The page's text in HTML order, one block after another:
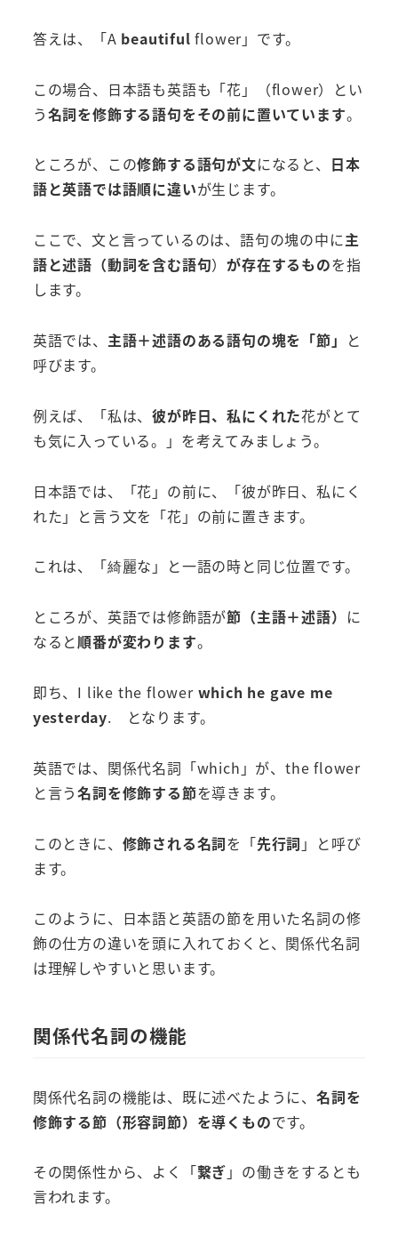
答えは、「A beautiful flower」です。
この場合、日本語も英語も「花」（flower）とい
う名詞を修飾する語句をその前に置いています。
ところが、この修飾する語句が文になると、 日本
語と英語では語順に違いが生じます。
ここで、文と言っているのは、語句の塊の中に主
語と述語（動詞を含む語句）が存在するものを指
します。
英語では、 主語＋述語のある語句の塊を「節」 と
呼びます。
例えば、「私は、彼が昨日、私にくれた花がとて
も気に入っている。」を考えてみましょう。
日本語では、「花」の前に、「彼が昨日、私にく
れた」と言う文を「花」の前に置きます。
これは、「綺麗な」と一語の時と同じ位置です。
ところが、英語では修飾語が節（主語＋述語） に
なると順番が変わります。
即ち、I like the flower which he gave me
yesterday. となります。
英語では、関係代名詞「which」が、the flower
と言う名詞を修飾する節を導きます。
このときに、 修飾される名詞を「先行詞 」と呼び
ます。
このように、日本語と英語の節を用いた名詞の修
飾の仕方の違いを頭に入れておくと、関係代名詞
は理解しやすいと思います。
関係代名詞の機能
関係代名詞の機能は、既に述べたように、 名詞を
修飾する節（形容詞節）を導くものです。
その関係性から、よく「繋ぎ 」の働きをするとも
言われます。